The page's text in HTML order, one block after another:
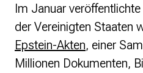
Im Januar
der Vereinigten Staaten
Epstein-Akten, einer
Millionen Dokumenten,